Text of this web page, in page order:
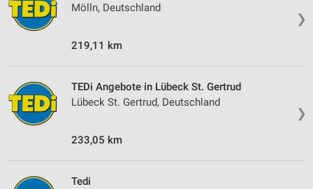
❯
Mölln, Deutschland
219,11 km
❯
TEDi Angebote in Lübeck St. Gertrud
Lübeck St. Gertrud, Deutschland
233,05 km
Tedi